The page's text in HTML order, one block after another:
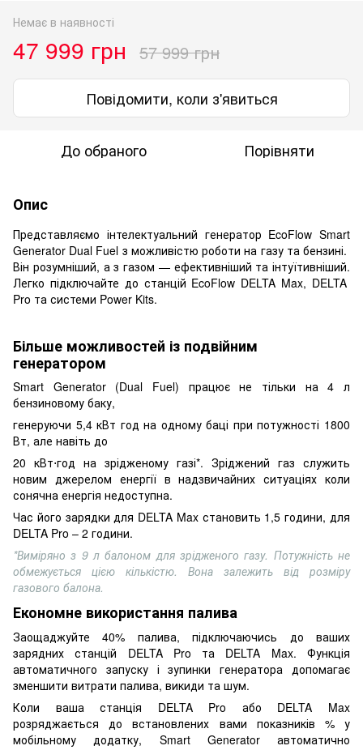
Немає в наявності
47 999 грн 57 999 грн
Повідомити, коли з'явиться
До обраного Порівняти
Опис
Представляємо інтелектуальний генератор EcoFlow Smart
Generator Dual Fuel з можливістю роботи на газу та бензині.
Він розумніший, а з газом — ефективніший та інтуїтивніший.
Легко підключайте до станцій EcoFlow DELTA Max, DELTA
Pro та системи Power Kits.
Більше можливостей із подвійним
генератором
Smart Generator (Dual Fuel) працює не тільки на 4 л
бензиновому баку,
генеруючи 5,4 кВт год на одному баці при потужності 1800
Вт, але навіть до
20 кВт⋅год на зрідженому газі*. Зріджений газ служить
новим джерелом енергії в надзвичайних ситуаціях коли
сонячна енергія недоступна.
Час його зарядки для DELTA Max становить 1,5 години, для
DELTA Pro – 2 години.
*Виміряно з 9 л балоном для зрідженого газу. Потужність не
обмежується цією кількістю. Вона залежить від розміру
газового балона.
Економне використання палива
Заощаджуйте 40% палива, підключаючись до ваших
зарядних станцій DELTA Pro та DELTA Max. Функція
автоматичного запуску і зупинки генератора допомагає
зменшити витрати палива, викиди та шум.
Коли ваша станція DELTA Pro або DELTA Max
розряджається до встановлених вами показників % у
мобільному додатку, Smart Generator автоматично